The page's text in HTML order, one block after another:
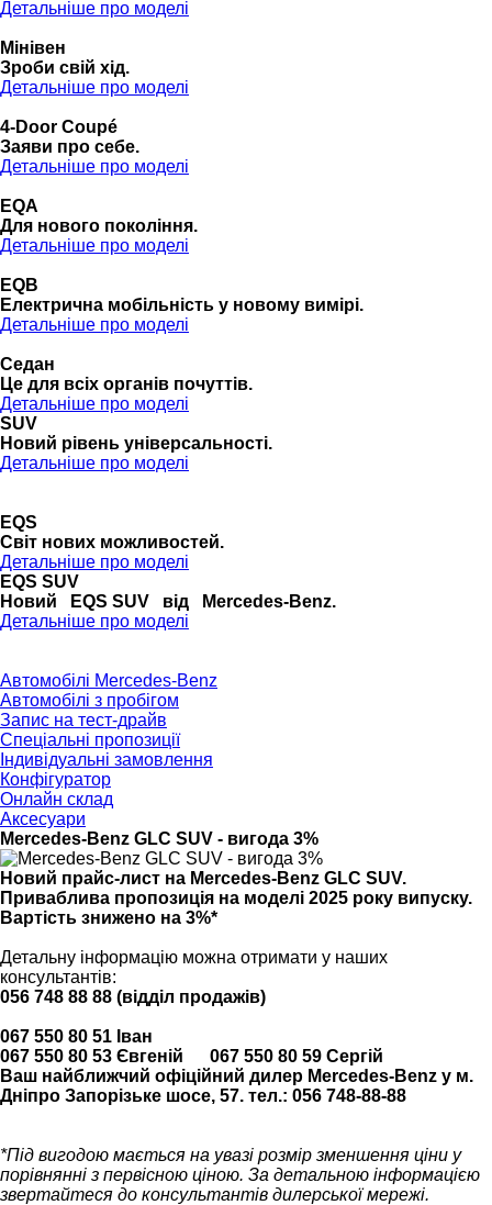
Детальніше про моделі
Мінівен
Зроби свій хід.
Детальніше про моделі
4-Door Coupé
Заяви про себе.
Детальніше про моделі
EQA
Для нового покоління.
Детальніше про моделі
EQB
Електрична мобільність у новому вимірі.
Детальніше про моделі
Седан
Це для всіх органів почуттів.
Детальніше про моделі
SUV
Новий рівень універсальності.
Детальніше про моделі
EQS
Cвіт нових можливостей.
Детальніше про моделі
EQS SUV
Новий EQS SUV від Mercedes-Benz.
Детальніше про моделі
Автомобілі Mercedes-Benz
Автомобілі з пробігом
Запис на тест-драйв
Спеціальні пропозиції
Індивідуальні замовлення
Конфігуратор
Онлайн склад
Аксесуари
Mercedes-Benz GLC SUV - вигода 3%
Новий прайс-лист на Mercedes-Benz GLС SUV.
Приваблива пропозиція на моделі 2025 року випуску.
Вартість знижено на 3%*
Детальну інформацію можна отримати у наших
консультантів:
056 748 88 88 (відділ продажів)
067 550 80 51 Іван
067 550 80 53 Євгеній 067 550 80 59 Сергій
Ваш найближчий офіційний дилер Mercedes-Benz у м.
Дніпро Запорізьке шосе, 57. тел.: 056 748-88-88
*Під вигодою мається на увазі розмір зменшення ціни у
порівнянні з первісною ціною. За детальною інформацією
звертайтеся до консультантів дилерської мережі.